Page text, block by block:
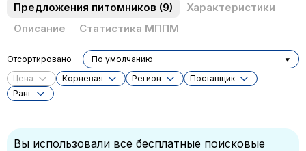
Предложения питомников (9)
Характеристики
Описание
Статистика МППМ
Цена Корневая Регион
Поставщик
Ранг
Отсортировано По умолчанию
Вы использовали все бесплатные поисковые